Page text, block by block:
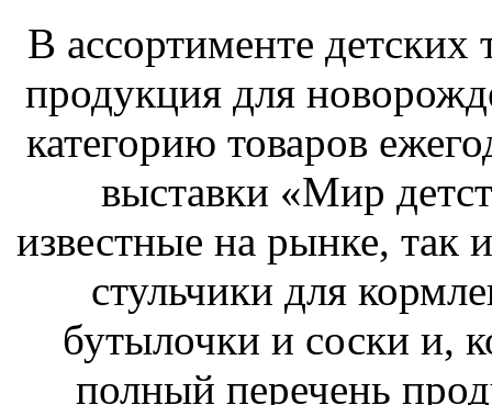
В ассортименте детских
продукция для
категорию товаров
выставки «Мир
известные на рынке, так
стульчики для
бутылочки и соски и,
полный перечень